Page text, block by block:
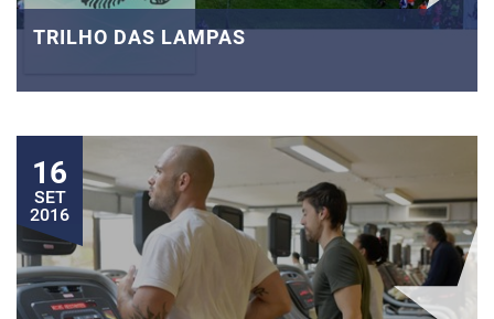
TRILHO DAS LAMPAS
16
SET
2016